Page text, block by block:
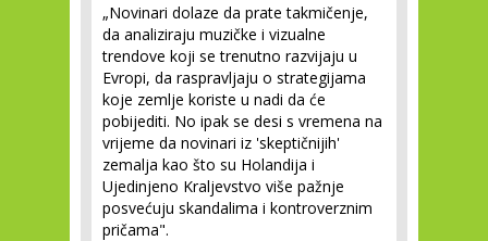
„Novinari dolaze da prate takmičenje,
da analiziraju muzičke i vizualne
trendove koji se trenutno razvijaju u
Evropi, da raspravljaju o strategijama
koje zemlje koriste u nadi da će
pobijediti. No ipak se desi s vremena na
vrijeme da novinari iz 'skeptičnijih'
zemalja kao što su Holandija i
Ujedinjeno Kraljevstvo više pažnje
posvećuju skandalima i kontroverznim
pričama".